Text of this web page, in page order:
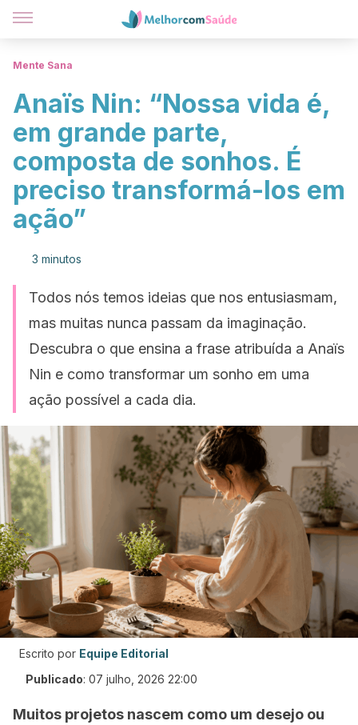
Mente Sana
Anaïs Nin: “Nossa vida é,
em grande parte,
composta de sonhos. É
preciso transformá-los em
ação”
3 minutos
Todos nós temos ideias que nos entusiasmam,
mas muitas nunca passam da imaginação.
Descubra o que ensina a frase atribuída a Anaïs
Nin e como transformar um sonho em uma
ação possível a cada dia.
Escrito por Equipe Editorial
Publicado: 07 julho, 2026 22:00
Muitos projetos nascem como um desejo ou